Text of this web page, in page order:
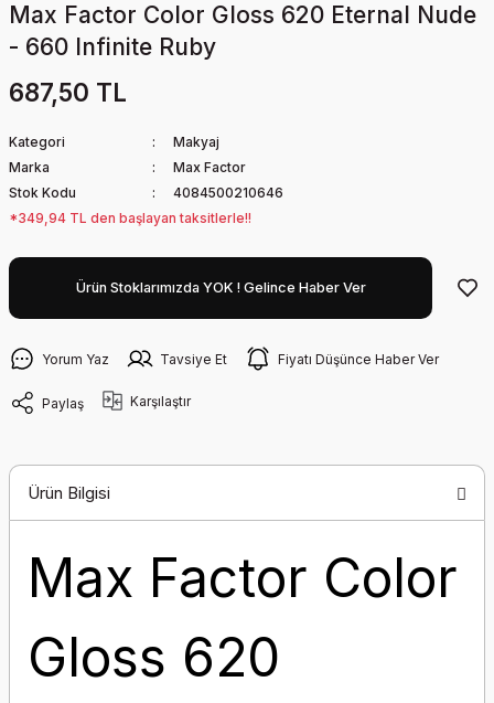
Max Factor Color Gloss 620 Eternal Nude
- 660 Infinite Ruby
687,50 TL
Kategori
Makyaj
Marka
Max Factor
Stok Kodu
4084500210646
*349,94 TL den başlayan taksitlerle!!
Ürün Stoklarımızda YOK ! Gelince Haber Ver
Yorum Yaz Tavsiye Et Fiyatı Düşünce Haber Ver
Paylaş Karşılaştır
Ürün Bilgisi
Max Factor Color
Gloss 620